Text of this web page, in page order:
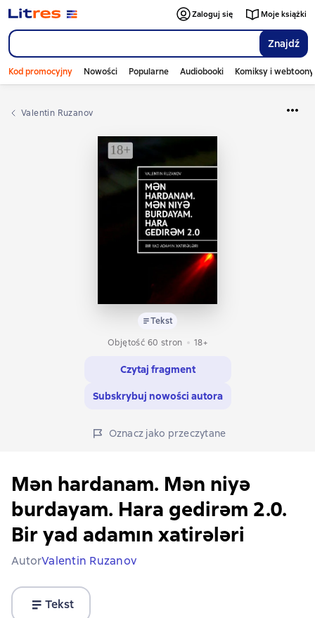
Znajdź
Zaloguj się Moje książki
Kod promocyjny Nowości Popularne Audiobooki Komiksy i webtoony
Valentin Ruzanov
Tekst
Objętość 60 stron
18+
Czytaj fragment
Subskrybuj nowości autora
Oznacz jako przeczytane
Mən hardanam. Mən niyə
burdayam. Hara gedirəm 2.0.
Bir yad adamın xatirələri
AutorValentin Ruzanov
Tekst